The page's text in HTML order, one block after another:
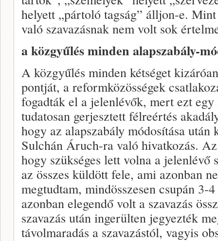
helyett „pártoló tagság” álljon-e.
való szavazásnak nem volt sok
a közgyűlés minden alapszabály-
A közgyűlés minden kétséget
pontját, a reformközösségek
fogadták el a jelenlévők, mert ezt egy
tudatosan gerjesztett félreértés
hogy az alapszabály módosítása után
Sulchán Áruch-ra való hivatkozás.
hogy szükséges lett volna a jelenlévő
az összes küldött fele, ami azonban
megtudtam, mindösszesen csupán 3-
azonban elegendő volt a szavazás
szavazás után ingerülten jegyezték
távolmaradás a szavazástól, vagyis